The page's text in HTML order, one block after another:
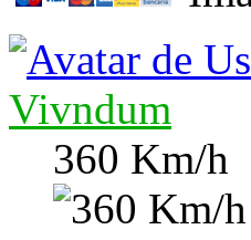
Vivndum
360 Km/h